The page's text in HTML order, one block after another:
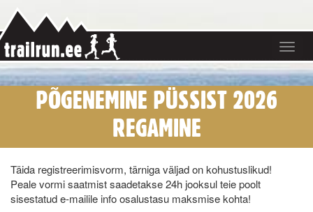
Toggle
PÕGENEMINE PÜSSIST 2026
REGAMINE
Täida registreerimisvorm, tärniga väljad on kohustuslikud!
Peale vormi saatmist saadetakse 24h jooksul teie poolt
sisestatud e-mailile info osalustasu maksmise kohta!